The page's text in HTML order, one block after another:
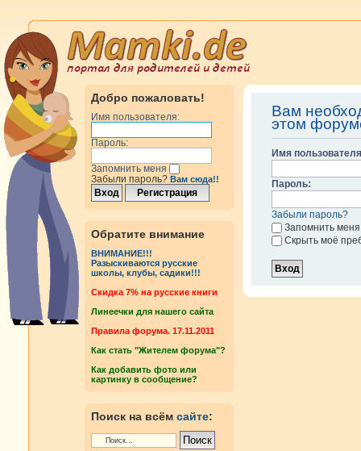
Добро пожаловать!
Имя пользователя:
Пароль:
Запомнить меня
Забыли пароль? Вам сюда!!
Обратите внимание
ВНИМАНИЕ!!!
Разыскиваются русские
школы, клубы, садики!!!
Cкидка 7% на русские книги
Линеечки для нашего сайта
Правила форума. 17.11.2011
Как стать "Жителем форума"?
Как добавить фото или
картинку в сообщение?
Поиск на всём сайте:
Вам
этом
Имя
Пароль:
Забыли пароль?
Запомнить меня
Скрыть моё